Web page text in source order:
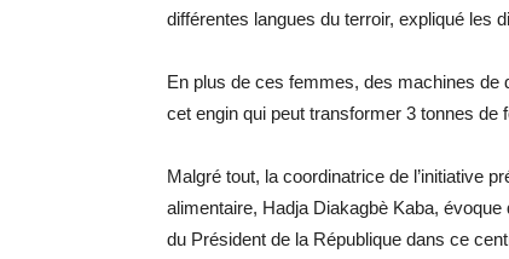
différentes langues du terroir, expliqué les
En plus de ces femmes, des machines de
cet engin qui peut transformer 3 tonnes de
Malgré tout, la coordinatrice de l’initiative
alimentaire, Hadja Diakagbè Kaba,
du Président de la République dans ce